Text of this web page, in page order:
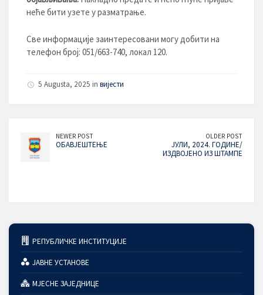
неће бити узете у разматрање.
Све информације заинтересовани могу добити на
телефон број: 051/663-740, локал 120.
5 Augusta, 2025 in вијести
NEWER POST
ОБАВЈЕШТЕЊЕ
OLDER POST
ЈУЛИ, 2024. ГОДИНЕ/
ИЗДВОЈЕНО ИЗ ШТАМПЕ
РЕПУБЛИЧКЕ ИНСТИТУЦИЈЕ
ЈАВНЕ УСТАНОВЕ
МЈЕСНЕ ЗАЈЕДНИЦЕ